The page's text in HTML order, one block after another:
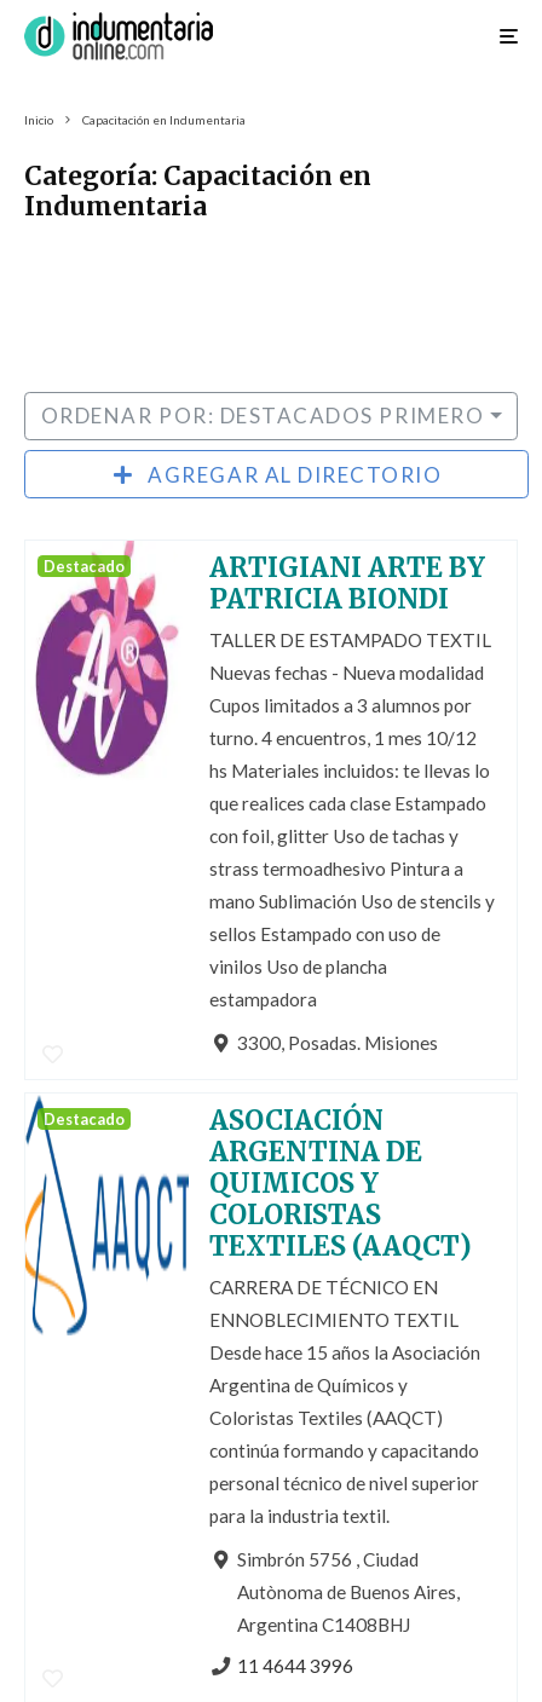
Inicio Capacitación en Indumentaria
Categoría: Capacitación en
Indumentaria
ORDENAR POR: DESTACADOS PRIMERO
AGREGAR AL DIRECTORIO
ARTIGIANI ARTE BY
PATRICIA BIONDI
TALLER DE ESTAMPADO TEXTIL
Nuevas fechas - Nueva modalidad
Cupos limitados a 3 alumnos por
turno. 4 encuentros, 1 mes 10/12
hs Materiales incluidos: te llevas lo
que realices cada clase Estampado
con foil, glitter Uso de tachas y
strass termoadhesivo Pintura a
mano Sublimación Uso de stencils y
sellos Estampado con uso de
vinilos Uso de plancha
estampadora
3300, Posadas. Misiones
Destacado
ASOCIACIÓN
ARGENTINA DE
QUIMICOS Y
COLORISTAS
TEXTILES (AAQCT)
CARRERA DE TÉCNICO EN
ENNOBLECIMIENTO TEXTIL
Desde hace 15 años la Asociación
Argentina de Químicos y
Coloristas Textiles (AAQCT)
continúa formando y capacitando
personal técnico de nivel superior
para la industria textil.
Simbrón 5756 , Ciudad
Autònoma de Buenos Aires,
Argentina C1408BHJ
11 4644 3996
Destacado